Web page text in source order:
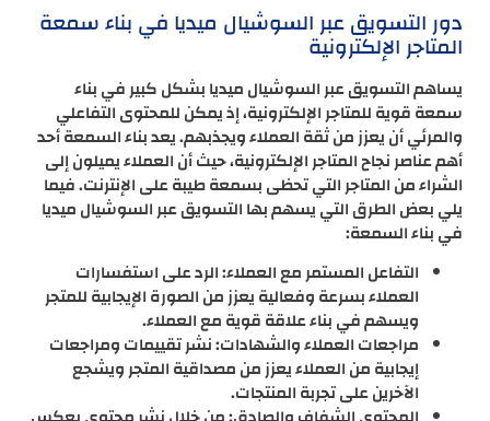
دور التسويق عبر السوشيال ميديا في بناء سمعة
المتاجر الإلكترونية
يساهم التسويق عبر السوشيال ميديا بشكل كبير في بناء
سمعة قوية للمتاجر الإلكترونية، إذ يمكن للمحتوى التفاعلي
والمرئي أن يعزز من ثقة العملاء ويجذبهم. يعد بناء السمعة أحد
أهم عناصر نجاح المتاجر الإلكترونية، حيث أن العملاء يميلون إلى
الشراء من المتاجر التي تحظى بسمعة طيبة على الإنترنت. فيما
يلي بعض الطرق التي يسهم بها التسويق عبر السوشيال ميديا
في بناء السمعة:
التفاعل المستمر مع العملاء: الرد على استفسارات
العملاء بسرعة وفعالية يعزز من الصورة الإيجابية للمتجر
ويسهم في بناء علاقة قوية مع العملاء.
مراجعات العملاء والشهادات: نشر تقييمات ومراجعات
إيجابية من العملاء يعزز من مصداقية المتجر ويشجع
الآخرين على تجربة المنتجات.